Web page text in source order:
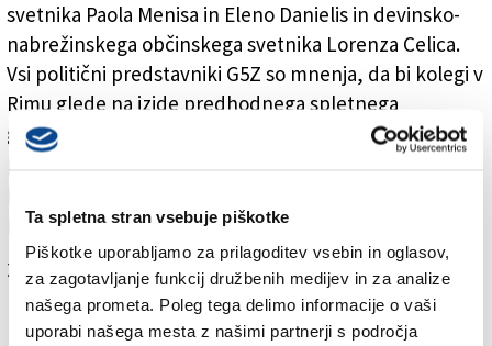
Ta spletna stran vsebuje piškotke
Piškotke uporabljamo za prilagoditev vsebin in oglasov,
za zagotavljanje funkcij družbenih medijev in za analize
našega prometa. Poleg tega delimo informacije o vaši
uporabi našega mesta z našimi partnerji s področja
svetnika Paola Menisa in Eleno Danielis in devinsko-
nabrežinskega občinskega svetnika Lorenza Celica.
Vsi politični predstavniki G5Z so mnenja, da bi kolegi v
Rimu glede na izide predhodnega spletnega
glasovanja morali podpreti vlado nekdanjega
predsednika Evropske centralne banke Draghija, niso
podprli nastajajočo vlado.
Za branje in pisanje komentarjevje potrebna prijava